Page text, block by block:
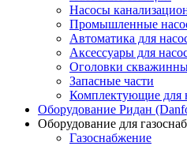
Насосы
Промышленные
Автоматика для
Аксессуары для
Оголовки
Запасные части
Комплектующие для
Оборудование Ридан
Оборудование для
Газоснабжение